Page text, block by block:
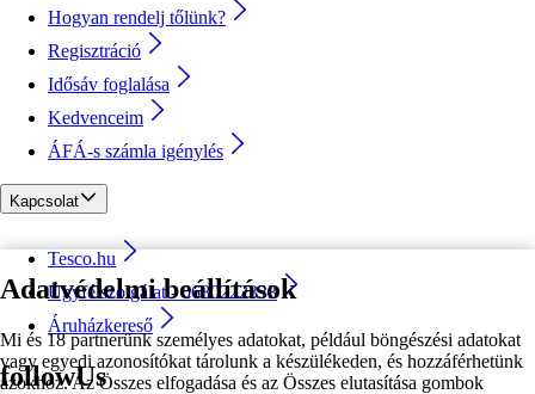
Adatvédelmi beállítások
Mi és 18 partnerünk személyes adatokat, például böngészési adatokat
vagy egyedi azonosítókat tárolunk a készülékeden, és hozzáférhetünk
azokhoz. Az Összes elfogadása és az Összes elutasítása gombok
Hogyan rendelj tőlünk?
Regisztráció
Idősáv foglalása
Kedvenceim
ÁFÁ-s számla igénylés
Kapcsolat
Tesco.hu
Ügyfélszolgálat - 0680222333
Áruházkereső
followUs